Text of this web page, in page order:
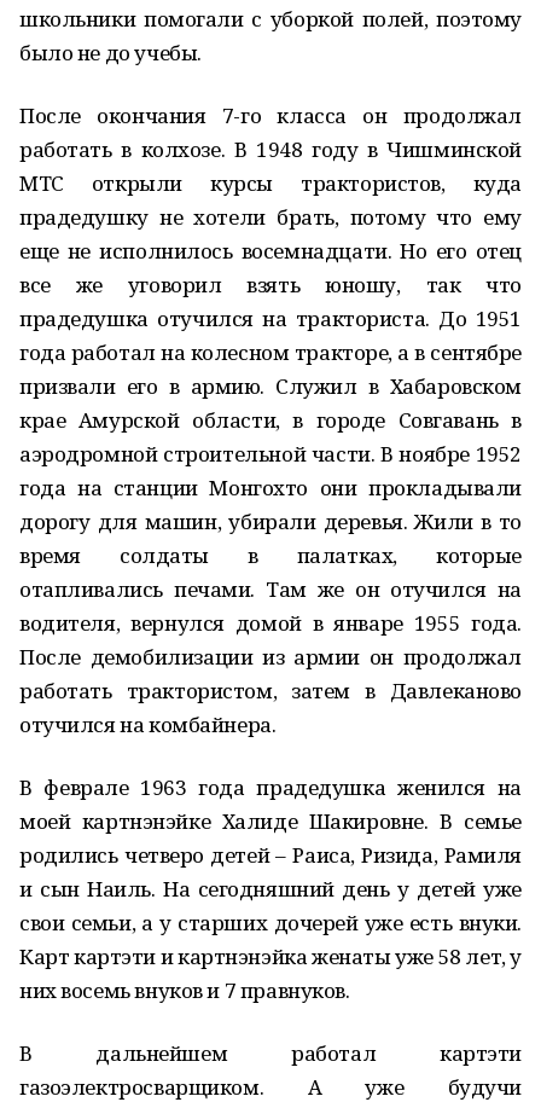
школьники помогали с уборкой полей, поэтому
было не до учебы.
После окончания 7-го класса он продолжал
работать в колхозе. В 1948 году в Чишминской
МТС открыли курсы трактористов, куда
прадедушку не хотели брать, потому что ему
еще не исполнилось восемнадцати. Но его отец
все же уговорил взять юношу, так что
прадедушка отучился на тракториста. До 1951
года работал на колесном тракторе, а в сентябре
призвали его в армию. Служил в Хабаровском
крае Амурской области, в городе Совгавань в
аэродромной строительной части. В ноябре 1952
года на станции Монгохто они прокладывали
дорогу для машин, убирали деревья. Жили в то
время солдаты в палатках, которые
отапливались печами. Там же он отучился на
водителя, вернулся домой в январе 1955 года.
После демобилизации из армии он продолжал
работать трактористом, затем в Давлеканово
отучился на комбайнера.
В феврале 1963 года прадедушка женился на
моей картнэнэйке Халиде Шакировне. В семье
родились четверо детей – Раиса, Ризида, Рамиля
и сын Наиль. На сегодняшний день у детей уже
свои семьи, а у старших дочерей уже есть внуки.
Карт картэти и картнэнэйка женаты уже 58 лет, у
них восемь внуков и 7 правнуков.
В дальнейшем работал картэти
газоэлектросварщиком. А уже будучи